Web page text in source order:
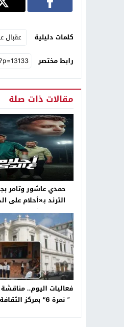
كلمات دليلية
عقبال
رابط مختصر
مقالات ذات صلة
حمدي عاشور وتامر
ملايين مشاهدة
الواسطة
فعاليات اليوم..
” نمرة 6″ بمركز